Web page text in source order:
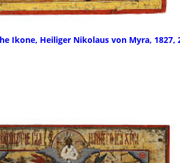
Ikone, Heiliger Nikolaus von Myra, 1827,